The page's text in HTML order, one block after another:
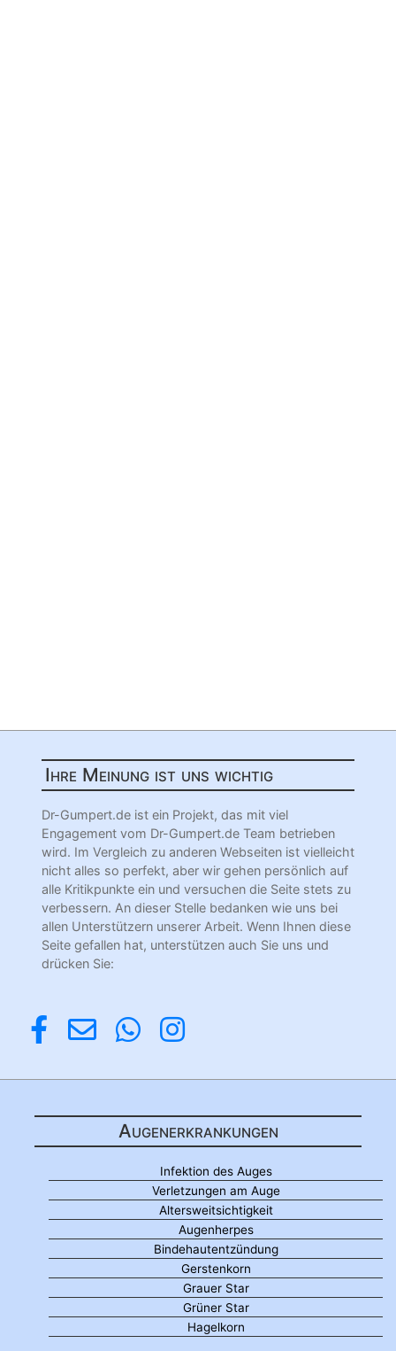
Ihre Meinung ist uns wichtig
Dr-Gumpert.de ist ein Projekt, das mit viel
Engagement vom Dr-Gumpert.de Team betrieben
wird. Im Vergleich zu anderen Webseiten ist vielleicht
nicht alles so perfekt, aber wir gehen persönlich auf
alle Kritikpunkte ein und versuchen die Seite stets zu
verbessern. An dieser Stelle bedanken wie uns bei
allen Unterstützern unserer Arbeit. Wenn Ihnen diese
Seite gefallen hat, unterstützen auch Sie uns und
drücken Sie:
Augenerkrankungen
Infektion des Auges
Verletzungen am Auge
Altersweitsichtigkeit
Augenherpes
Bindehautentzündung
Gerstenkorn
Grauer Star
Grüner Star
Hagelkorn